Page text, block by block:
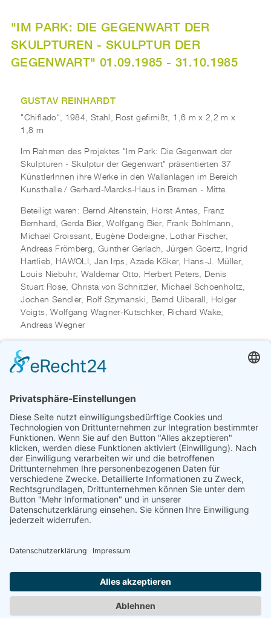
"IM PARK: DIE GEGENWART DER
SKULPTUREN - SKULPTUR DER
GEGENWART" 01.09.1985 - 31.10.1985
GUSTAV REINHARDT
"Chiflado", 1984, Stahl, Rost gefirnißt, 1,6 m x 2,2 m x
1,8 m
Im Rahmen des Projektes "Im Park: Die Gegenwart der
Skulpturen - Skulptur der Gegenwart" präsentierten 37
KünstlerInnen ihre Werke in den Wallanlagen im Bereich
Kunsthalle / Gerhard-Marcks-Haus in Bremen - Mitte.
Beteiligt waren: Bernd Altenstein, Horst Antes, Franz
Bernhard, Gerda Bier, Wolfgang Bier, Frank Bohlmann,
Michael Croissant, Eugène Dodeigne, Lothar Fischer,
Andreas Frömberg, Gunther Gerlach, Jürgen Goertz, Ingrid
Hartlieb, HAWOLI, Jan Irps, Azade Köker, Hans-J. Müller,
Louis Niebuhr, Waldemar Otto, Herbert Peters, Denis
Stuart Rose, Christa von Schnitzler, Michael Schoenholtz,
Jochen Sendler, Rolf Szymanski, Bernd Uiberall, Holger
Voigts, Wolfgang Wagner-Kutschker, Richard Wake,
Andreas Wegner
Klaus Duschat, Klaus H. Hartmann, Gustav Reinhardt,
Hartmut Stielow, David Lee Thomson
IM PARK: DIE GEGENWART DER SKULPTUREN -
SKULPTUR DER GEGENWART
Herausgeber:Senator für Bildung, Wissenschaft und
Kunst, Bremen
Text:
5. Bremer Freiskulpturen-Ausstellung Wallanlagen,
1.Sept. - 31.Okt.'85
www.gustav-reinhardt.de